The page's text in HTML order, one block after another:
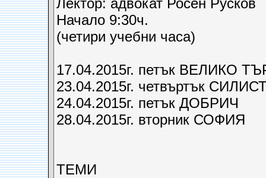
Лектор: адвокат Росен Русков
Начало 9:30ч.
(четири учебни часа)
17.04.2015г. петък ВЕЛИКО
23.04.2015г. четвъртък
24.04.2015г. петък ДОБРИЧ
28.04.2015г. вторник СОФИЯ
ТЕМИ